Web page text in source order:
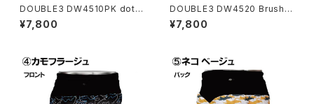
DOUBLE3 DW4510PK dots
Pink ランニングパンツマルチポ
ケット（インナーパンツ付き）ユニ
¥7,800
DOUBLE3 DW4520 Brush P
attern ランニングパンツマルチ
ポケット（インナーパンツ付き）ユ
¥7,800